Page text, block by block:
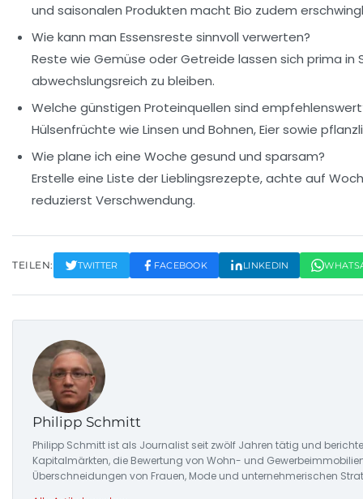
und saisonalen Produkten macht Bio zudem
Wie kann man Essensreste sinnvoll verwerten?
Reste wie Gemüse oder Getreide lassen sich prima
abwechslungsreich zu bleiben.
Welche günstigen Proteinquellen sind
Hülsenfrüchte wie Linsen und Bohnen, Eier sowie
Wie plane ich eine Woche gesund und sparsam?
Erstelle eine Liste der Lieblingsrezepte, achte auf
reduzierst Verschwendung.
TEILEN: TWITTER FACEBOOK LINKEDIN
Philipp Schmitt
Philipp Schmitt ist als Journalist seit zwölf Jahren tätig und
Kapitalmärkten, die Bewertung von Wohn- und
Überschneidungen von Frauen, Mode und unternehmerischen